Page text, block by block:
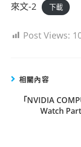
來文-2 下載
Post Views:
相關內容
「NVIDIA
Watch